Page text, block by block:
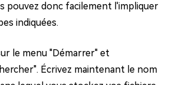
pouvez donc facilement l'impliquer
indiquées.
le menu "Démarrer" et
Écrivez maintenant le nom